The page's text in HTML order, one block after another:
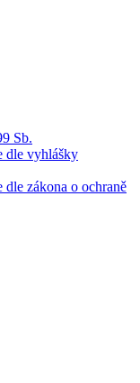
Sb.
dle vyhlášky
zákona o ochraně